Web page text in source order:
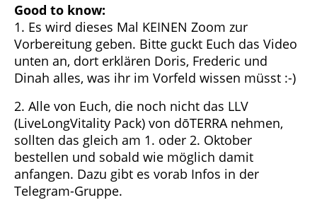
Good to know:
1. Es wird dieses Mal KEINEN Zoom zur
Vorbereitung geben. Bitte guckt Euch das Video
unten an, dort erklären Doris, Frederic und
Dinah alles, was ihr im Vorfeld wissen müsst :-)
2. Alle von Euch, die noch nicht das LLV
(LiveLongVitality Pack) von dōTERRA nehmen,
sollten das gleich am 1. oder 2. Oktober
bestellen und sobald wie möglich damit
anfangen. Dazu gibt es vorab Infos in der
Telegram-Gruppe.